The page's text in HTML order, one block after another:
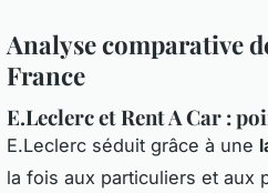
Analyse comparative
France
E.Leclerc et Rent A Car :
E.Leclerc séduit grâce à une
la fois aux particuliers et aux